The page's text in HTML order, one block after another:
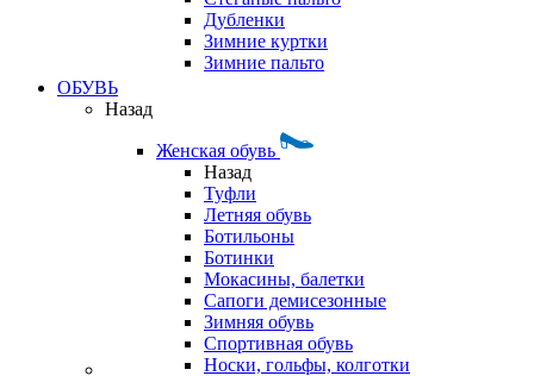
Дубленки
Зимние куртки
Зимние пальто
ОБУВЬ
Назад
Женская обувь
Назад
Туфли
Летняя обувь
Ботильоны
Ботинки
Мокасины, балетки
Сапоги демисезонные
Зимняя обувь
Спортивная обувь
Носки, гольфы, колготки